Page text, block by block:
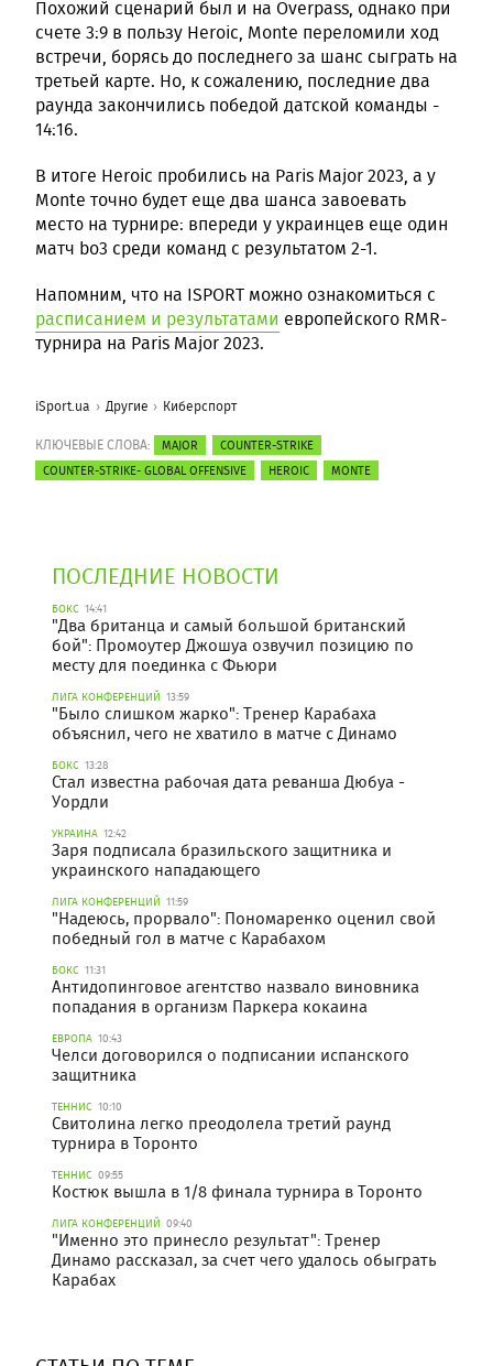
Похожий сценарий был и на Overpass, однако при
счете 3:9 в пользу Heroic, Monte переломили ход
встречи, борясь до последнего за шанс сыграть на
третьей карте. Но, к сожалению, последние два
раунда закончились победой датской команды -
14:16.
В итоге Heroic пробились на Paris Major 2023, а у
Monte точно будет еще два шанса завоевать
место на турнире: впереди у украинцев еще один
матч bo3 среди команд с результатом 2-1.
Напомним, что на ISPORT можно ознакомиться с
расписанием и результатами европейского RMR-
турнира на Paris Major 2023.
iSport.ua Другие Киберспорт
КЛЮЧЕВЫЕ СЛОВА: MAJOR
COUNTER-STRIKE
COUNTER-STRIKE- GLOBAL OFFENSIVE
HEROIC MONTE
ПОСЛЕДНИЕ НОВОСТИ
БОКС 14:41
"Два британца и самый большой британский
бой": Промоутер Джошуа озвучил позицию по
месту для поединка с Фьюри
ЛИГА КОНФЕРЕНЦИЙ 13:59
"Было слишком жарко": Тренер Карабаха
объяснил, чего не хватило в матче с Динамо
БОКС 13:28
Стал известна рабочая дата реванша Дюбуа -
Уордли
УКРАИНА 12:42
Заря подписала бразильского защитника и
украинского нападающего
ЛИГА КОНФЕРЕНЦИЙ 11:59
"Надеюсь, прорвало": Пономаренко оценил свой
победный гол в матче с Карабахом
БОКС 11:31
Антидопинговое агентство назвало виновника
попадания в организм Паркера кокаина
ЕВРОПА 10:43
Челси договорился о подписании испанского
защитника
ТЕННИС 10:10
Свитолина легко преодолела третий раунд
турнира в Торонто
ТЕННИС 09:55
Костюк вышла в 1/8 финала турнира в Торонто
ЛИГА КОНФЕРЕНЦИЙ 09:40
"Именно это принесло результат": Тренер
Динамо рассказал, за счет чего удалось обыграть
Карабах